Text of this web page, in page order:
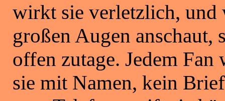
wirkt sie verletzlich, und
großen Augen anschaut,
offen zutage. Jedem
sie mit Namen, kein